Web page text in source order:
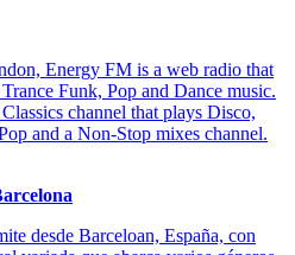
Energy FM is a web radio that
Funk, Pop and Dance music.
channel that plays Disco,
and a Non-Stop mixes channel.
desde Barceloan, España, con